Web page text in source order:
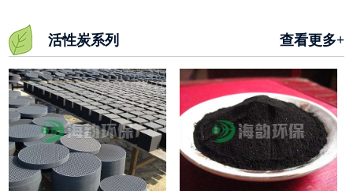
活性炭系列 查看更多+